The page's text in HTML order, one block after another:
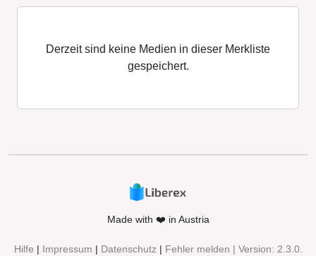
Derzeit sind keine Medien in dieser Merkliste
gespeichert.
Made with ❤️ in Austria
Hilfe | Impressum | Datenschutz| Fehler melden | Version: 2.3.0.